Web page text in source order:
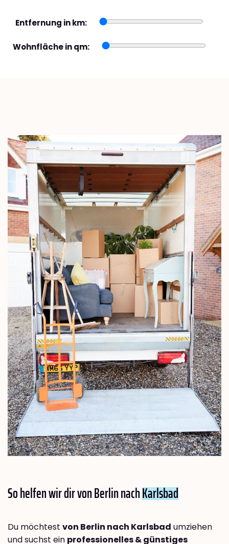
Entfernung in km:
Wohnfläche in qm:
So helfen wir dir von Berlin nachKarlsbad
Du möchtest von Berlin nach Karlsbad umziehen
und suchst ein professionelles & günstiges